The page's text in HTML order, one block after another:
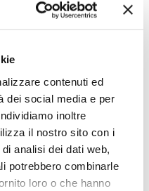
contenuti ed
dei social media e per
inoltre
il nostro sito con i
analisi dei dati web,
potrebbero combinarle
loro o che hanno
per la